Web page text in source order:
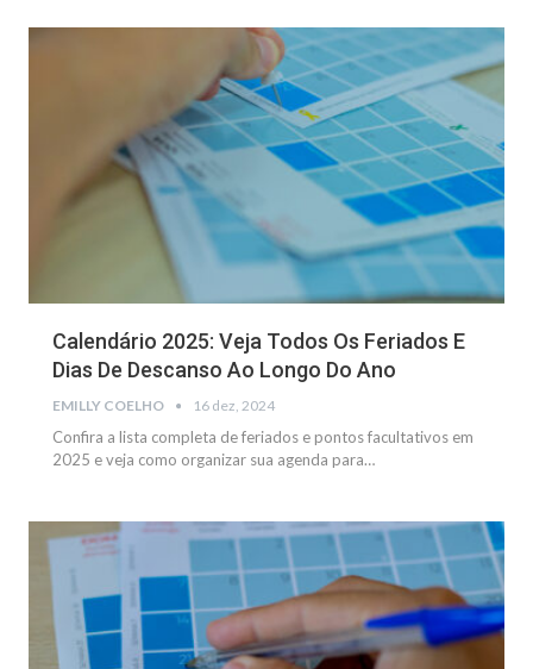
Calendário 2025: Veja Todos Os Feriados E
Dias De Descanso Ao Longo Do Ano
EMILLY COELHO 16 dez, 2024
Confira a lista completa de feriados e pontos facultativos em
2025 e veja como organizar sua agenda para…
NOTÍCIAS